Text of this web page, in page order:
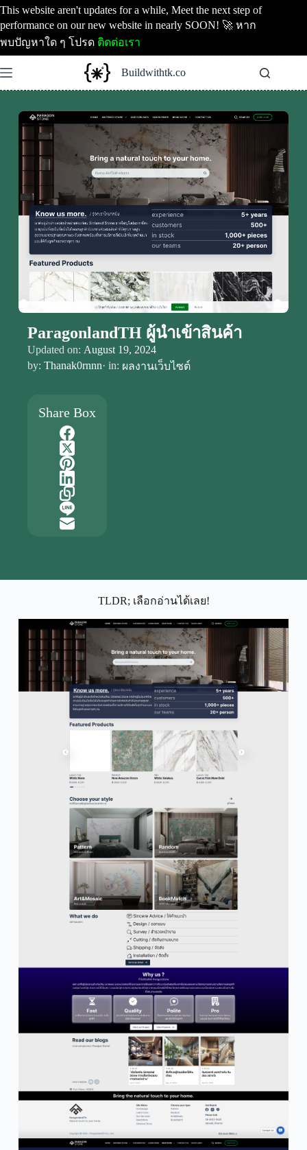
Skip
to
content
This website aren't updates for a while, Meet the next step of
performance on our new website in nearly SOON! 🚀 หาก
พบปัญหาใด ๆ โปรด ติดต่อเรา
Buildwithtk.co
ParagonlandTH ผู้นำเข้าสินค้า
Updated on: August 19, 2024
by: Thanak0rnnn· in: ผลงานเว็บไซต์
Share Box
TLDR; เลือกอ่านได้เลย!